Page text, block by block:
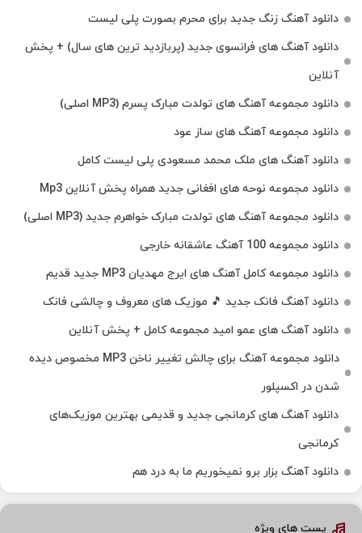
دانلود آهنگ زنگ جدید برای محرم بصورت پلی لیست
دانلود آهنگ های فرانسوی جدید (پربازدید ترین های سال) + پخش
آنلاین
دانلود مجموعه آهنگ های تولدت مبارک پسرم (MP3 اصلی)
دانلود مجموعه آهنگ های ساز عود
دانلود آهنگ های ملک‌ محمد مسعودی پلی لیست کامل
دانلود مجموعه نوحه های افغانی جدید همراه پخش آنلاین Mp3
دانلود مجموعه آهنگ های تولدت مبارک خواهرم جدید (MP3 اصلی)
دانلود مجموعه 100 آهنگ عاشقانه خارجی
دانلود مجموعه کامل آهنگ های ایرج مهدیان MP3 جدید قدیم
دانلود آهنگ فانک جدید 🎵 موزیک‌ های معروف و چالشی فانک
دانلود آهنگ های عمو امید مجموعه کامل + پخش آنلاین
دانلود مجموعه آهنگ برای چالش تغییر ناخن MP3 مخصوص دیده
شدن در اکسپلور
دانلود آهنگ‌ های کرمانجی جدید و قدیمی بهترین موزیک‌های
کرمانجی
دانلود آهنگ بزار برو نمیخوریم ما به درد هم
پست های ویژه